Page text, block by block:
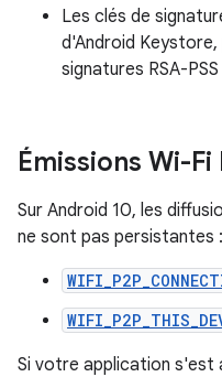
Les clés de
d'Android
signatures RSA-
Émissions Wi-
Sur Android 10, les
ne sont pas persistantes :
Si votre application s'est